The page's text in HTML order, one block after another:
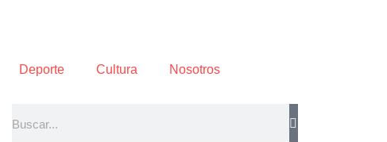
Deporte Cultura Nosotros